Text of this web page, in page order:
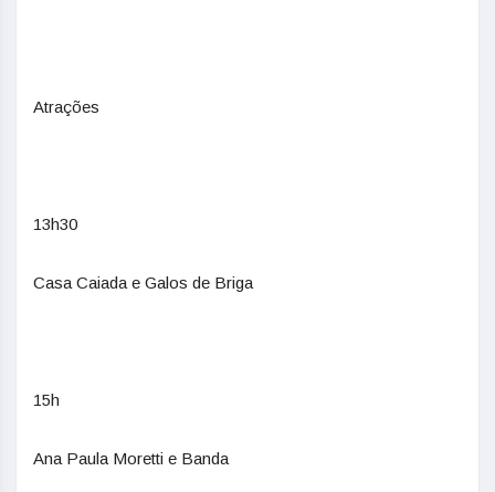
Atrações
13h30
Casa Caiada e Galos de Briga
15h
Ana Paula Moretti e Banda